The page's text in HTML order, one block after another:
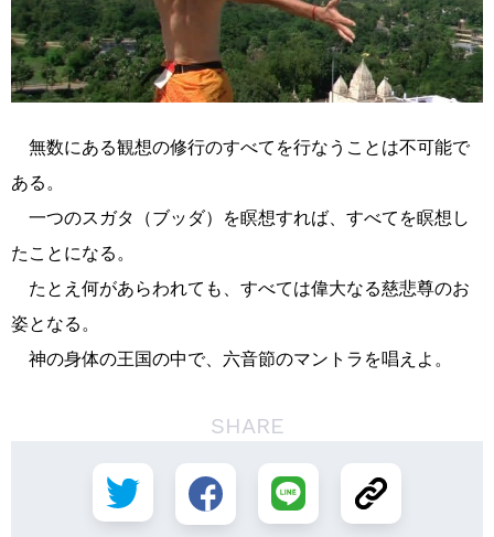
無数にある観想の修行のすべてを行なうことは不可能で
ある。
一つのスガタ（ブッダ）を瞑想すれば、すべてを瞑想し
たことになる。
たとえ何があらわれても、すべては偉大なる慈悲尊のお
姿となる。
神の身体の王国の中で、六音節のマントラを唱えよ。
SHARE